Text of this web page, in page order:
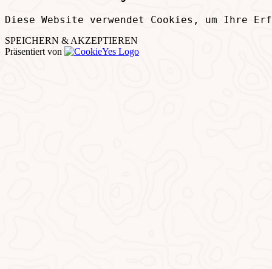
Diese Website verwendet Cookies, um Ihre
SPEICHERN & AKZEPTIEREN
Präsentiert von